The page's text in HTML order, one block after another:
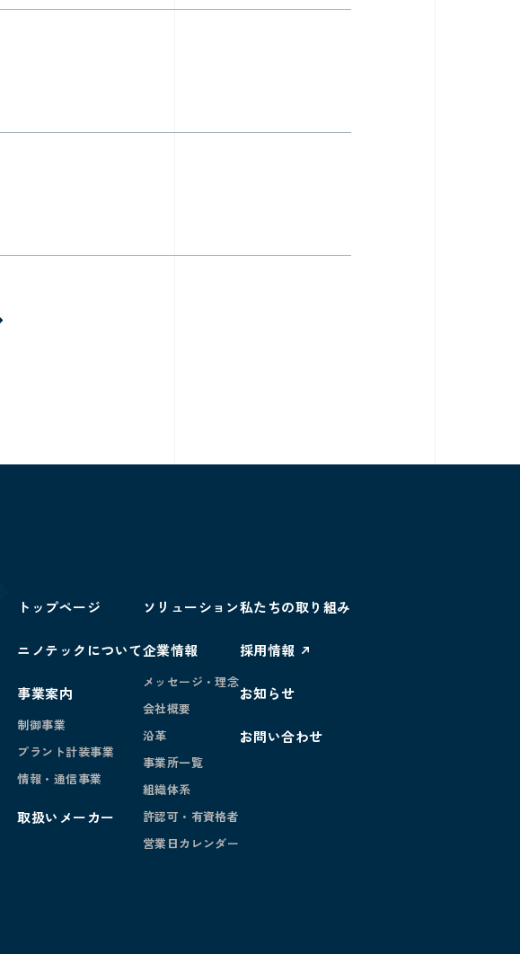
トップページ
ニノテックについて
事業案内
制御事業
プラント計装事業
情報・通信事業
取扱いメーカー
ソリューション
企業情報
メッセージ・理念
会社概要
沿革
事業所一覧
組織体系
許認可・有資格者
営業日カレンダー
私たちの取り組み
採用情報
お知らせ
お問い合わせ